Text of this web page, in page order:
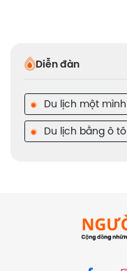
Diễn đàn
Du lịch một mình
Du lịch bằng ô tô